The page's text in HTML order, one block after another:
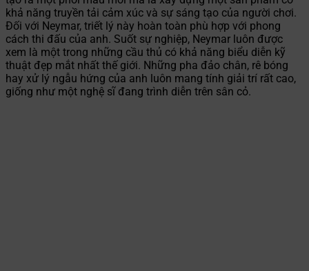
khả năng truyền tải cảm xúc và sự sáng tạo của người chơi.
Đối với Neymar, triết lý này hoàn toàn phù hợp với phong
cách thi đấu của anh. Suốt sự nghiệp, Neymar luôn được
xem là một trong những cầu thủ có khả năng biểu diễn kỹ
thuật đẹp mắt nhất thế giới. Những pha đảo chân, rê bóng
hay xử lý ngẫu hứng của anh luôn mang tính giải trí rất cao,
giống như một nghệ sĩ đang trình diễn trên sân cỏ.